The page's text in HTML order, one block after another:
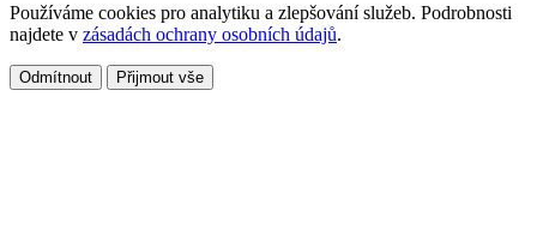
Používáme cookies pro analytiku a zlepšování služeb. Podrobnosti
najdete v zásadách ochrany osobních údajů.
Odmítnout Přijmout vše